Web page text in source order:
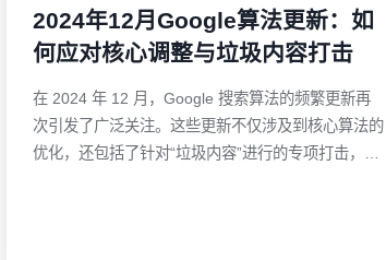
2024年12月Google算法更新：如
何应对核心调整与垃圾内容打击
在 2024 年 12 月，Google 搜索算法的频繁更新再
次引发了广泛关注。这些更新不仅涉及到核心算法的
优化，还包括了针对“垃圾内容”进行的专项打击，显